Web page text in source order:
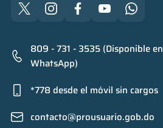
809 - 731 - 3535 (Disponible en
WhatsApp)
*778 desde el móvil sin cargos
contacto@prousuario.gob.do